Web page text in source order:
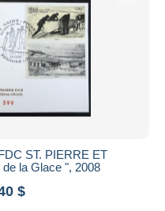
ST. PIERRE ET
la Glace ", 2008
$